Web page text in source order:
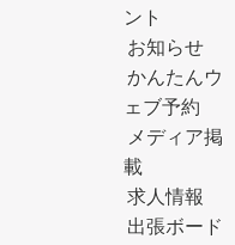
ント
お知らせ
かんたんウ
ェブ予約
メディア掲
載
求人情報
出張ボード